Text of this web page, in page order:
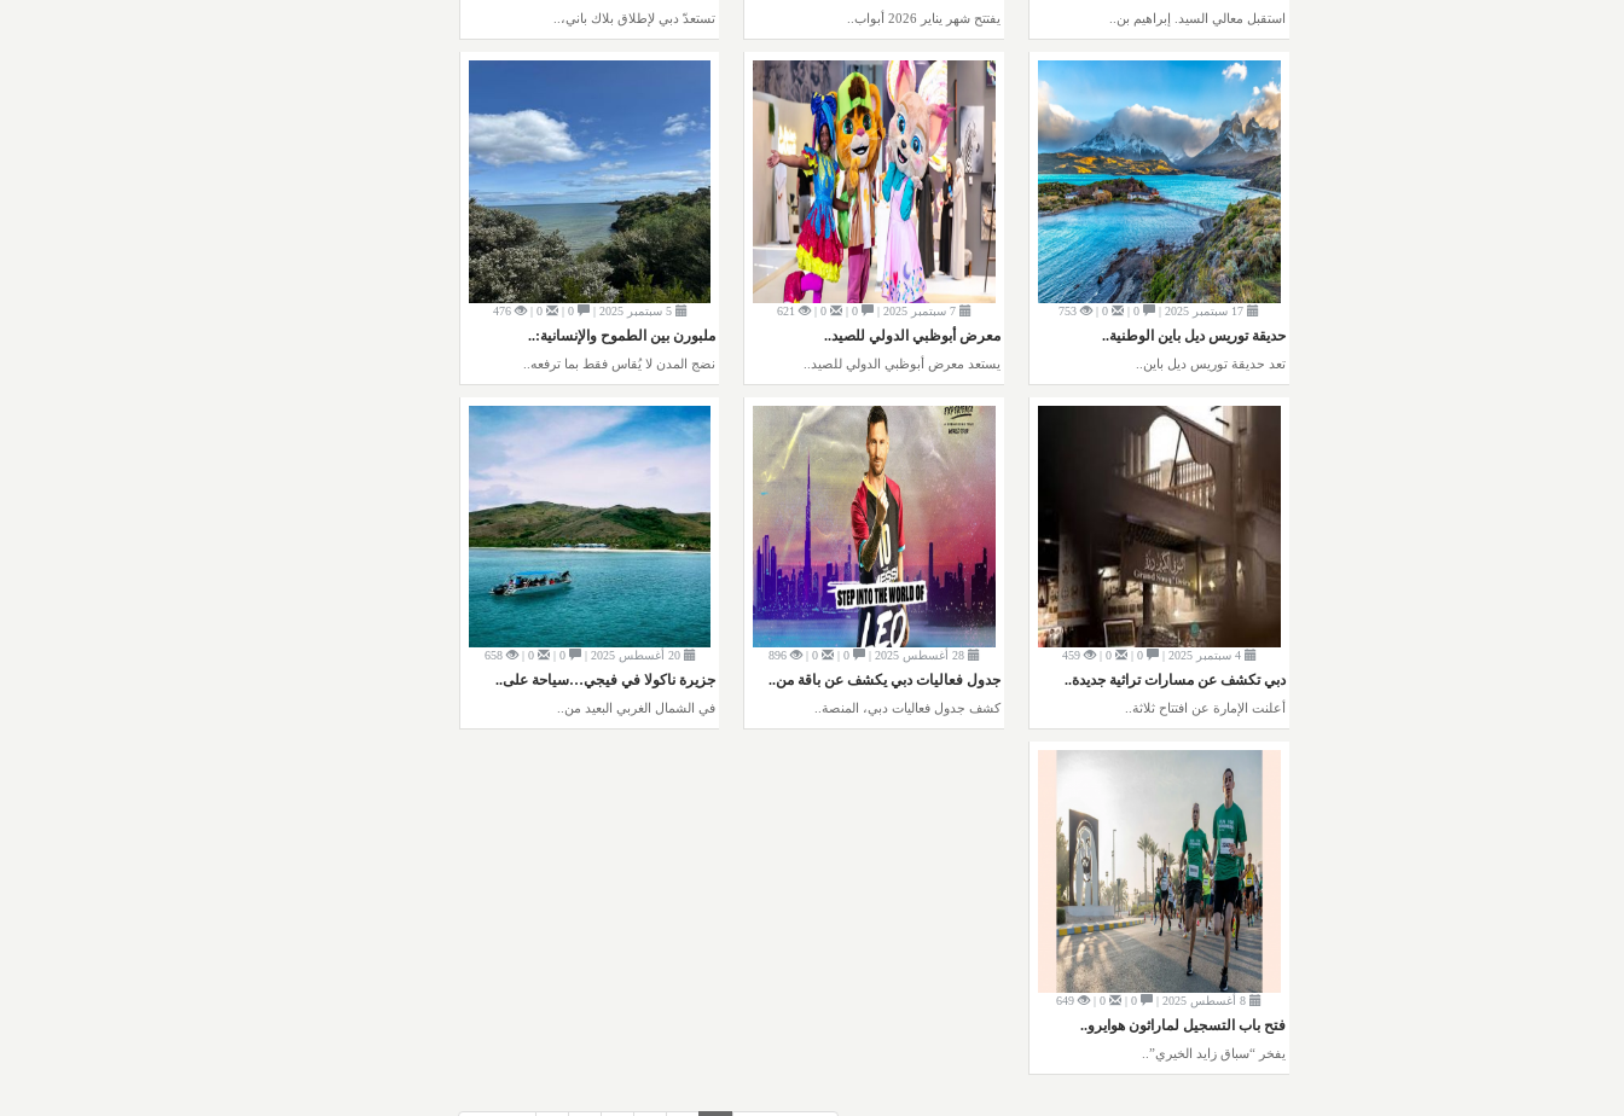
استقبل معالي السيد. إبراهيم بن.. يفتتح شهر يناير 2026 أبواب.. تستعدّ دبي لإطلاق بلاك باني،..
17 سبتمبر 2025 | 0 |
0 |
753
حديقة توريس ديل باين الوطنية..
تعد حديقة توريس ديل باين..
7 سبتمبر 2025 | 0 |
0 |
621
معرض أبوظبي الدولي للصيد..
يستعد معرض أبوظبي الدولي للصيد..
5 سبتمبر 2025 | 0 |
0 |
476
ملبورن بين الطموح والإنسانية:..
نضج المدن لا يُقاس فقط بما ترفعه..
4 سبتمبر 2025 | 0 |
0 |
459
دبي تكشف عن مسارات تراثية جديدة..
أعلنت الإمارة عن افتتاح ثلاثة..
28 أغسطس 2025 | 0 |
0 |
896
جدول فعاليات دبي يكشف عن باقة من..
كشف جدول فعاليات دبي، المنصة..
20 أغسطس 2025 | 0 |
0 |
658
جزيرة ناكولا في فيجي…سياحة على..
في الشمال الغربي البعيد من..
8 أغسطس 2025 | 0 |
0 |
649
فتح باب التسجيل لماراثون هوايرو..
يفخر “سباق زايد الخيري”..